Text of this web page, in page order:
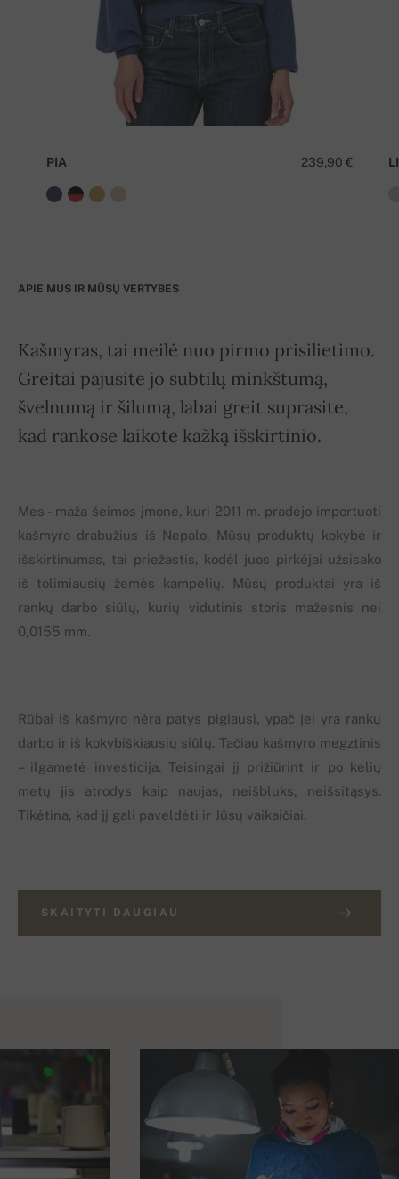
239,90 €
PIA
APIE MUS IR MŪSŲ VERTYBES
Kašmyras, tai meilė nuo pirmo prisilietimo.
Greitai pajusite jo subtilų minkštumą,
švelnumą ir šilumą, labai greit suprasite,
kad rankose laikote kažką išskirtinio.
Mes - maža šeimos įmonė, kuri 2011 m. pradėjo importuoti
kašmyro drabužius iš Nepalo. Mūsų produktų kokybė ir
išskirtinumas, tai priežastis, kodėl juos pirkėjai užsisako
iš tolimiausių žemės kampelių. Mūsų produktai yra iš
rankų darbo siūlų, kurių vidutinis storis mažesnis nei
0,0155 mm.
Rūbai iš kašmyro nėra patys pigiausi, ypač jei yra rankų
darbo ir iš kokybiškiausių siūlų. Tačiau kašmyro megztinis
– ilgametė investicija. Teisingai jį prižiūrint ir po kelių
metų jis atrodys kaip naujas, neišbluks, neišsitąsys.
Tikėtina, kad jį gali paveldėti ir Jūsų vaikaičiai.
SKAITYTI DAUGIAU